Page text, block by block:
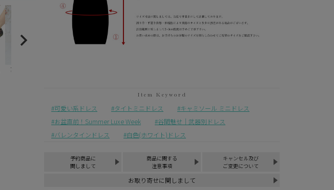
¥
可愛い系ドレス タイトミニドレス
キャミソール ミニドレス
お盆直前！Summer Luxe Week
谷間魅せ｜武器別ドレス
バレンタインドレス
白色(ホワイト)ドレス
予約商品に
関しまして
商品に関する
注意事項
キャンセル及び
ご変更について
お取り寄せに関しまして